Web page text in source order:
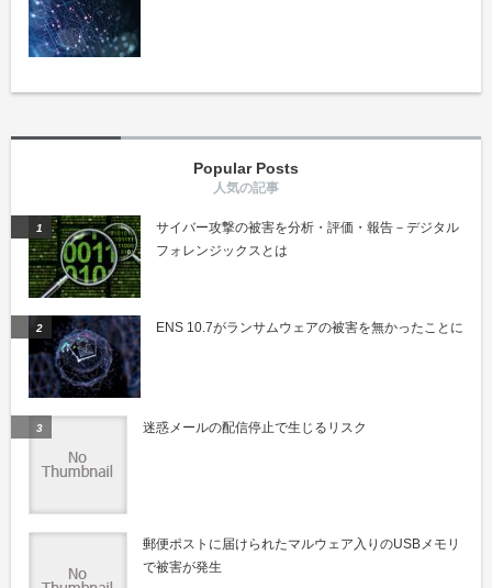
Popular Posts
サイバー攻撃の被害を分析・評価・報告－デジタル
フォレンジックスとは
ENS 10.7がランサムウェアの被害を無かったことに
迷惑メールの配信停止で生じるリスク
郵便ポストに届けられたマルウェア入りのUSBメモリ
で被害が発生